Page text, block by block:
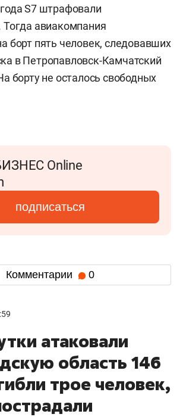
S7 штрафовали
Тогда авиакомпания
борт пять человек, следовавших
в Петропавловск-Камчатский
борту не осталось свободных
Online
подписаться
Комментарии 0
атаковали
область 146
трое человек,